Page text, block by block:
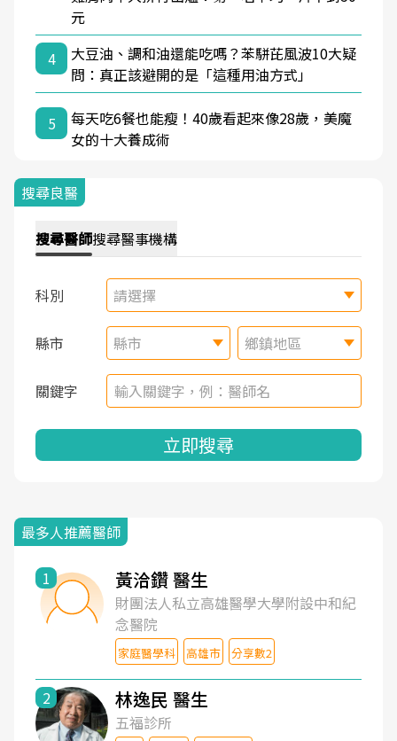
元
4
大豆油、調和油還能吃嗎？苯駢芘風波10大疑
問：真正該避開的是「這種用油方式」
5
每天吃6餐也能瘦！40歲看起來像28歲，美魔
女的十大養成術
搜尋良醫
搜尋醫師搜尋醫事機構
科別 請選擇
縣市 縣市 鄉鎮地區
關鍵字
立即搜尋
最多人推薦醫師
1 黃洽鑽 醫生
財團法人私立高雄醫學大學附設中和紀
念醫院
家庭醫學科 高雄市 分享數2
2 林逸民 醫生
五福診所